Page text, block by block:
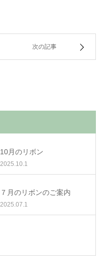
次の記事
10月のリボン
2025.10.1
７月のリボンのご案内
2025.07.1